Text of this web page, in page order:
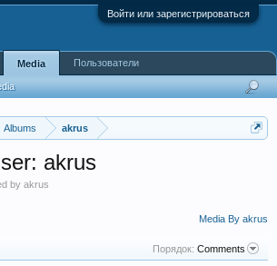
Войти или зарегистрироваться
Albums akrus
akrus
by akrus
Media By akrus
Порядок: Comments
Media Пользователи